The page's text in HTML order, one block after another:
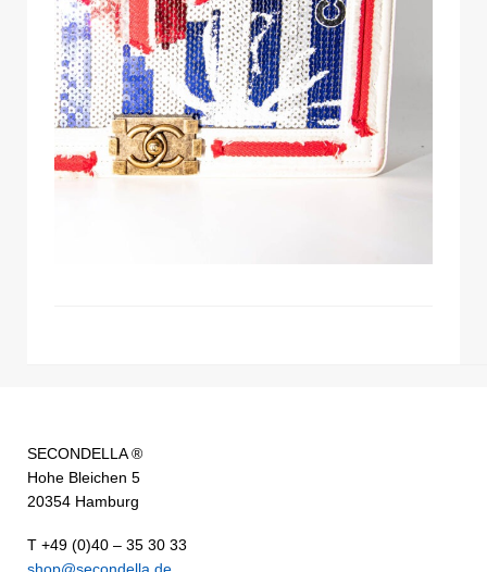
SECONDELLA ®
Hohe Bleichen 5
20354 Hamburg
T +49 (0)40 – 35 30 33